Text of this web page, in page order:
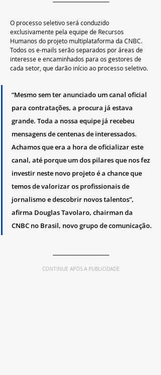
O processo seletivo será conduzido
exclusivamente pela equipe de Recursos
Humanos do projeto multiplataforma da CNBC.
Todos os e-mails serão separados por áreas de
interesse e encaminhados para os gestores de
cada setor, que darão início ao processo seletivo.
“Mesmo sem ter anunciado um canal oficial
para contratações, a procura já estava
grande. Toda a nossa equipe já recebeu
mensagens de centenas de interessados.
Achamos que era a hora de oficializar este
canal, até porque um dos pilares que nos fez
investir neste novo projeto é a chance que
temos de valorizar os profissionais de
jornalismo e descobrir novos talentos”,
afirma Douglas Tavolaro, chairman da
CNBC no Brasil, novo grupo de comunicação.
CONTINUE APÓS A PUBLICIDADE